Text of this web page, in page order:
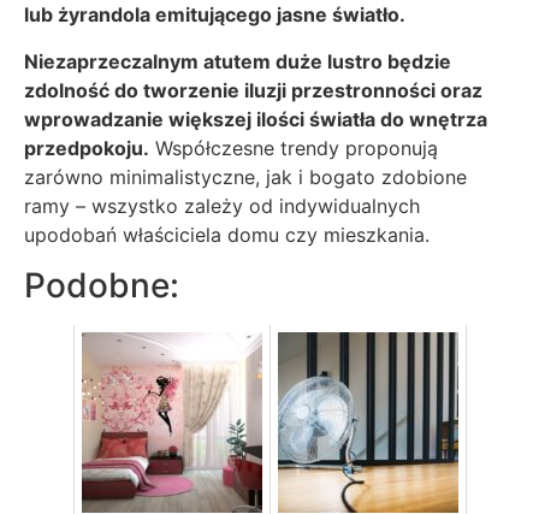
lub żyrandola emitującego jasne światło.
Niezaprzeczalnym atutem duże lustro będzie
zdolność do tworzenie iluzji przestronności oraz
wprowadzanie większej ilości światła do wnętrza
przedpokoju. Współczesne trendy proponują
zarówno minimalistyczne, jak i bogato zdobione
ramy – wszystko zależy od indywidualnych
upodobań właściciela domu czy mieszkania.
Podobne: